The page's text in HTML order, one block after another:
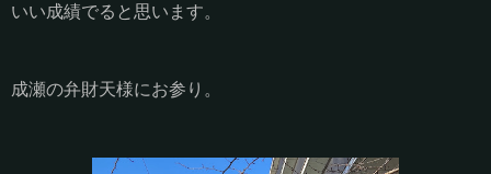
いい成績でると思います。
成瀬の弁財天様にお参り。